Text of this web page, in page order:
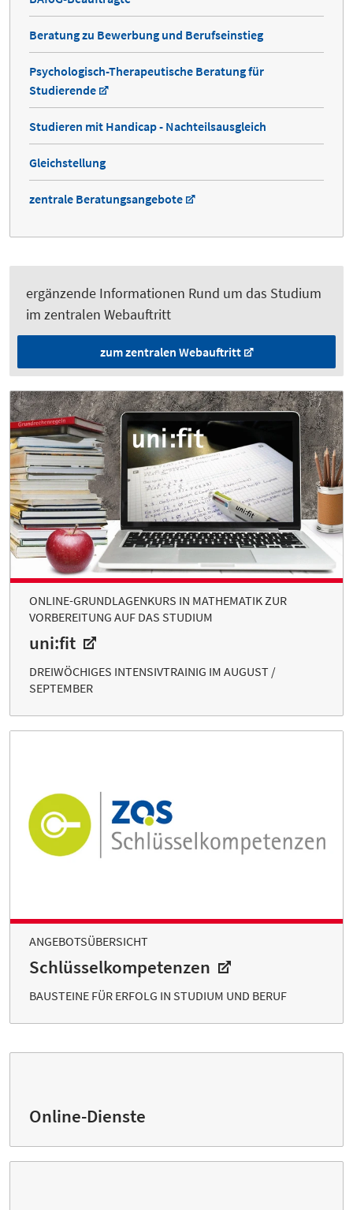
Beratung zu Bewerbung und Berufseinstieg
Psychologisch-Therapeutische Beratung für
Studierende
Studieren mit Handicap - Nachteilsausgleich
Gleichstellung
zentrale Beratungsangebote
ergänzende Informationen Rund um das Studium
im zentralen Webauftritt
zum zentralen Webauftritt
ONLINE-GRUNDLAGENKURS IN MATHEMATIK ZUR
VORBEREITUNG AUF DAS STUDIUM
uni:fit
DREIWÖCHIGES INTENSIVTRAINIG IM AUGUST /
SEPTEMBER
ANGEBOTSÜBERSICHT
Schlüsselkompetenzen
BAUSTEINE FÜR ERFOLG IN STUDIUM UND BERUF
Online-Dienste